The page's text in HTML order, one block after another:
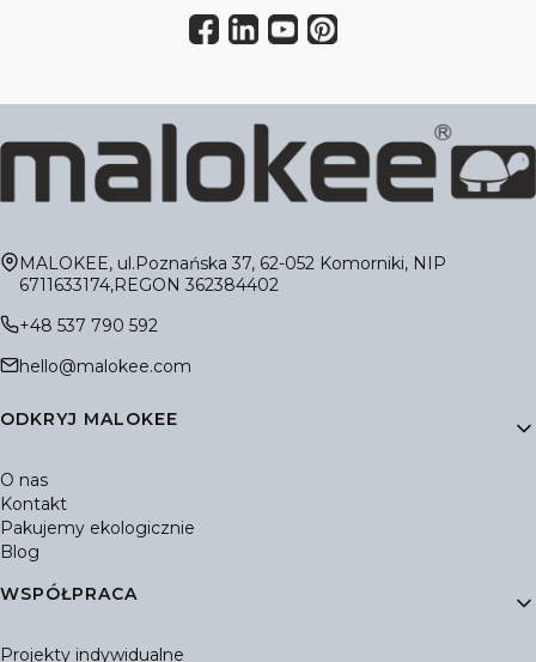
Adres:
MALOKEE, ul.Poznańska 37, 62-052 Komorniki, NIP
6711633174,REGON 362384402
+48 537 790 592
hello@malokee.com
Linki w stopce
ODKRYJ MALOKEE
O nas
Kontakt
Pakujemy ekologicznie
Blog
WSPÓŁPRACA
Projekty indywidualne